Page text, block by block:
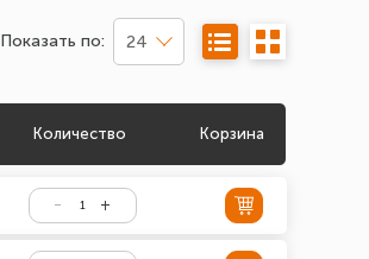
Показать по: 24
Количество Корзина